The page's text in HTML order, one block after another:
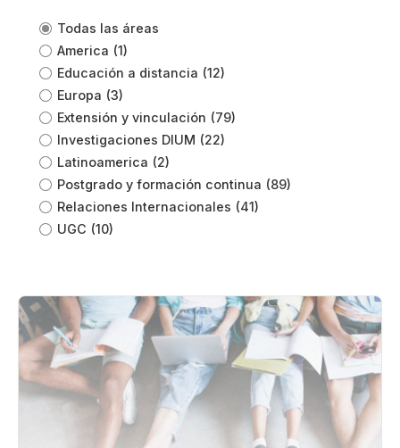
Todas las áreas
America (1)
Educación a distancia (12)
Europa (3)
Extensión y vinculación (79)
Investigaciones DIUM (22)
Latinoamerica (2)
Postgrado y formación continua (89)
Relaciones Internacionales (41)
UGC (10)